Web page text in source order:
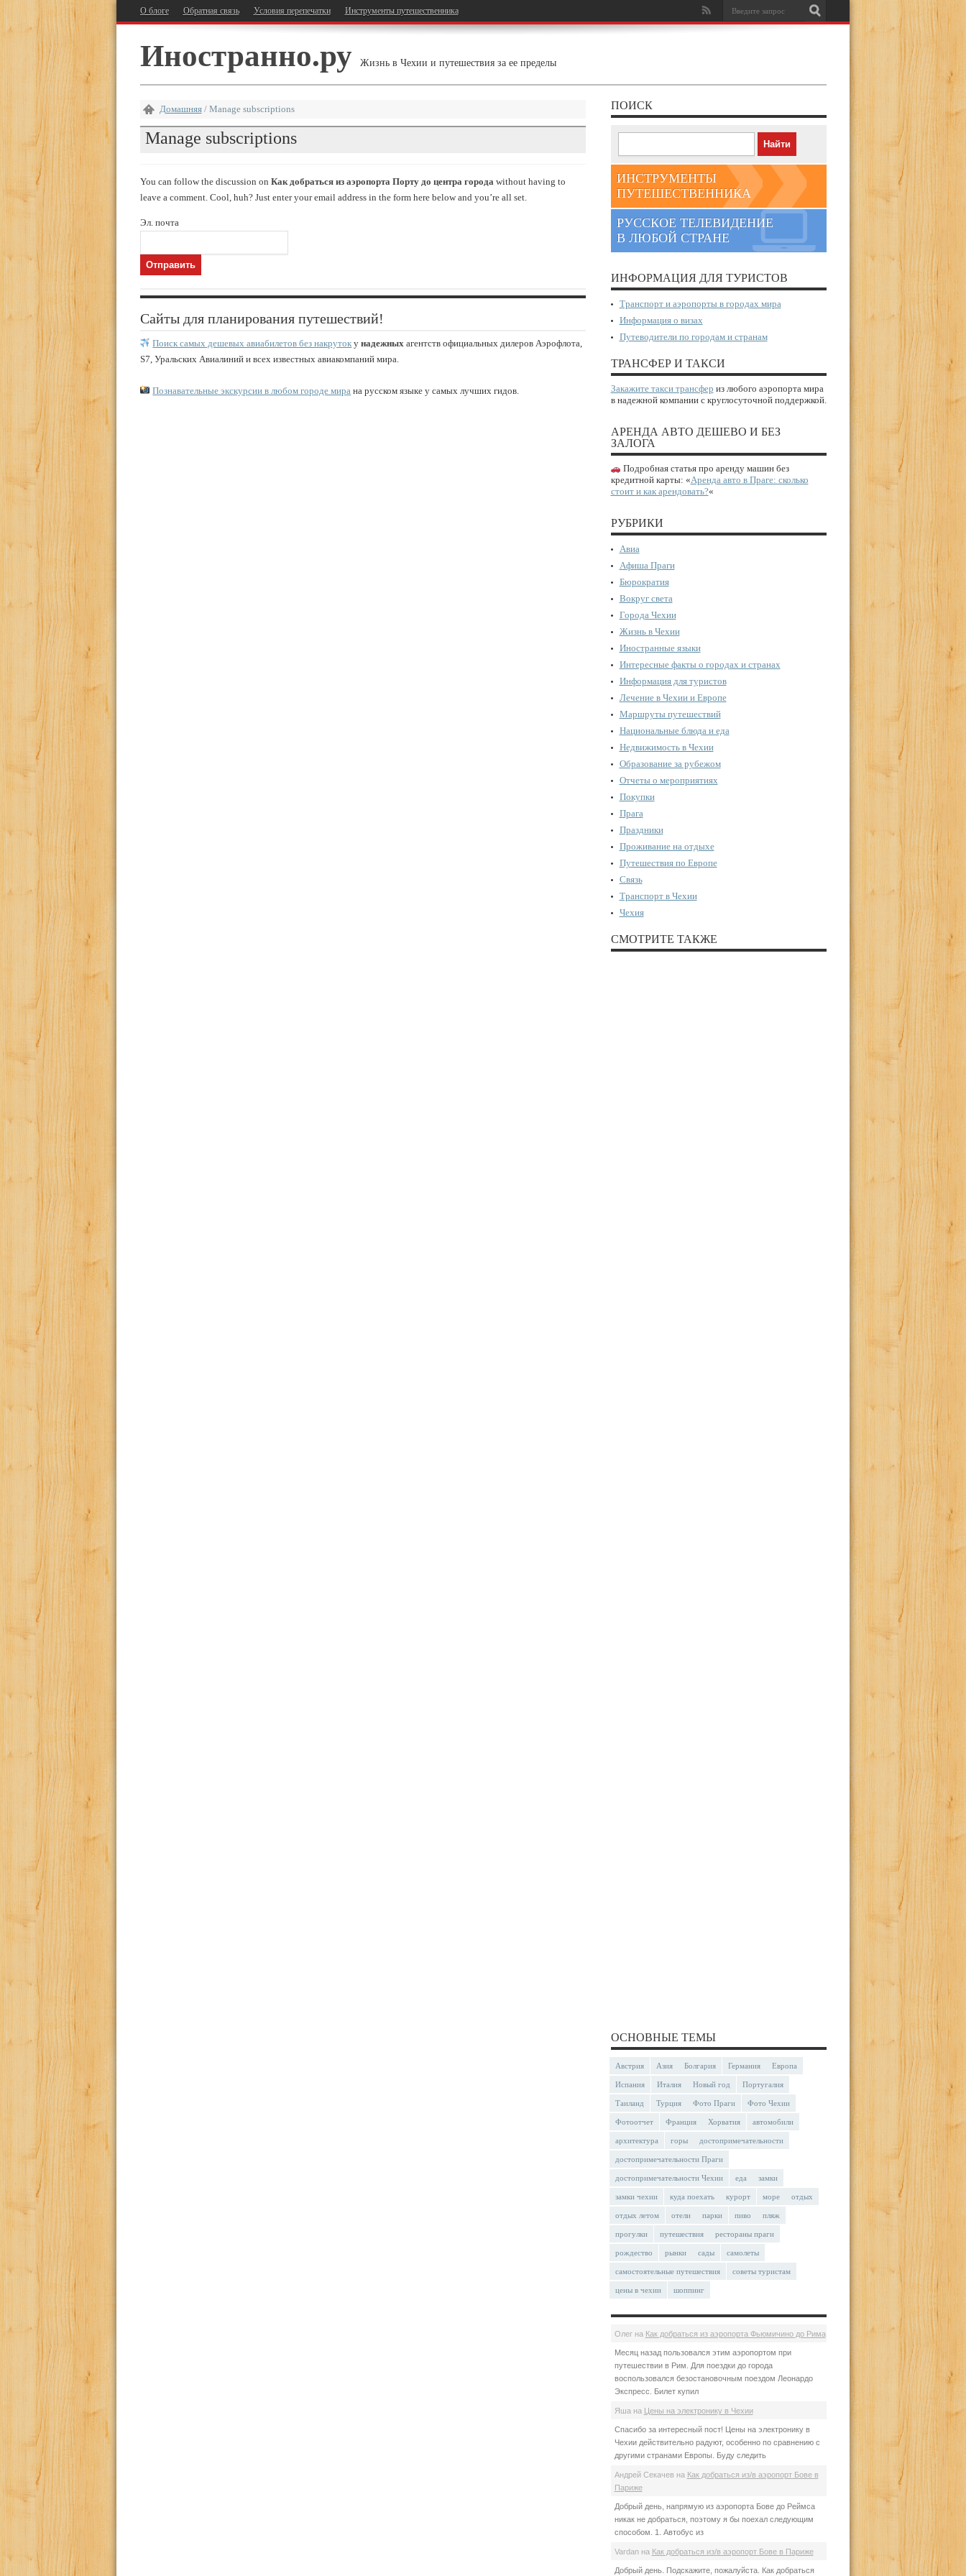
О блоге Обратная связь Условия перепечатки Инструменты путешественника
Иностранно.ру Жизнь в Чехии и путешествия за ее пределы
Домашняя/ Manage subscriptions
Manage subscriptions
You can follow the discussion on Как добраться из аэропорта Порту до центра города without having to
leave a comment. Cool, huh? Just enter your email address in the form here below and you’re all set.
Эл. почта
Сайты для планирования путешествий!
Поиск самых дешевых авиабилетов без накруток унадежных агентств официальных дилеров Аэрофлота,
S7, Уральских Авиалиний и всех известных авиакомпаний мира.
Познавательные экскурсии в любом городе мира на русском языке у самых лучших гидов.
ПОИСК
ИНСТРУМЕНТЫ
ПУТЕШЕСТВЕННИКА
РУССКОЕ ТЕЛЕВИДЕНИЕ
В ЛЮБОЙ СТРАНЕ
ИНФОРМАЦИЯ ДЛЯ ТУРИСТОВ
Транспорт и аэропорты в городах мира
Информация о визах
Путеводители по городам и странам
ТРАНСФЕР И ТАКСИ
Закажите такси трансфер из любого аэропорта мира
в надежной компании с круглосуточной поддержкой.
АРЕНДА АВТО ДЕШЕВО И БЕЗ
ЗАЛОГА
Подробная статья про аренду машин без
кредитной карты: «Аренда авто в Праге: сколько
стоит и как арендовать?«
РУБРИКИ
Авиа
Афиша Праги
Бюрократия
Вокруг света
Города Чехии
Жизнь в Чехии
Иностранные языки
Интересные факты о городах и странах
Информация для туристов
Лечение в Чехии и Европе
Маршруты путешествий
Национальные блюда и еда
Недвижимость в Чехии
Образование за рубежом
Отчеты о мероприятиях
Покупки
Прага
Праздники
Проживание на отдыхе
Путешествия по Европе
Связь
Транспорт в Чехии
Чехия
СМОТРИТЕ ТАКЖЕ
ОСНОВНЫЕ ТЕМЫ
Австрия Азия Болгария Германия Европа
Испания Италия Новый год Португалия
Таиланд Турция Фото Праги Фото Чехии
Фотоотчет Франция Хорватия автомобили
архитектура горы достопримечательности
достопримечательности Праги
достопримечательности Чехии еда замки
замки чехии куда поехать курорт море отдых
отдых летом отели парки пиво пляж
прогулки путешествия рестораны праги
рождество рынки сады самолеты
самостоятельные путешествия советы туристам
цены в чехии шоппинг
Олегна Как добраться из аэропорта Фьюмичино до Рима
Месяц назад пользовался этим аэропортом при
путешествии в Рим. Для поездки до города
воспользовался безостановочным поездом Леонардо
Экспресс. Билет купил
Яша на Цены на электронику в Чехии
Спасибо за интересный пост! Цены на электронику в
Чехии действительно радуют, особенно по сравнению с
другими странами Европы. Буду следить
Андрей Секачев на Как добраться из/в аэропорт Бове в
Париже
Добрый день, напрямую из аэропорта Бове до Реймса
никак не добраться, поэтому я бы поехал следующим
способом. 1. Автобус из
Vardanна Как добраться из/в аэропорт Бове в Париже
Добрый день. Подскажите, пожалуйста. Как добраться